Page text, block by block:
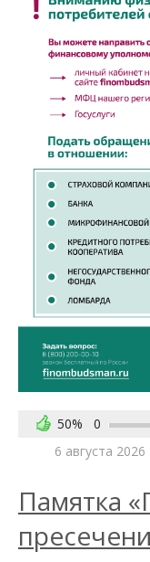
50% 0
6 августа 2026
Памятка